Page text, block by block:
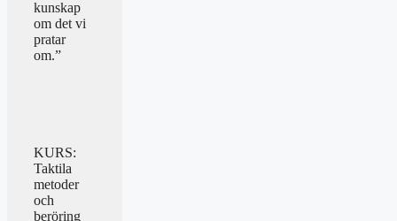
kunskap
om det vi
pratar
om.”
KURS:
Taktila
metoder
och
beröring